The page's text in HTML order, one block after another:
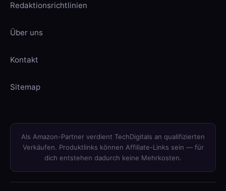
Redaktionsrichtlinien
Über uns
Kontakt
Sitemap
Als Amazon-Partner verdient TechDigitals an qualifizierten
Verkäufen. Produktlinks können Affiliate-Links sein — für
dich entstehen dadurch keine Mehrkosten.